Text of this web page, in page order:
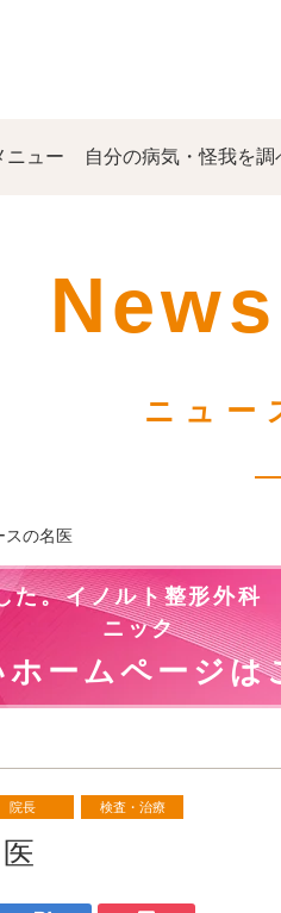
ニュー 自分の病気・怪我を調
ニュ
スの名医
た。イノルト整形外
ニック
ホームページは
院長 検査・治療